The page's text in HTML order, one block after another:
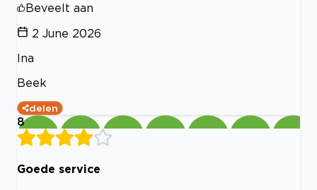
Beveelt aan
2 June 2026
Ina
Beek
delen
8
Goede service